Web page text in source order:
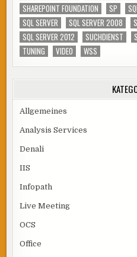
SHAREPOINT FOUNDATION
SP
SQL SERVER
SQL SERVER 2008
SQL SERVER 2012
SUCHDIENST
TUNING
VIDEO WSS
Allgemeines
Analysis Services
Denali
IIS
Infopath
Live Meeting
OCS
Office